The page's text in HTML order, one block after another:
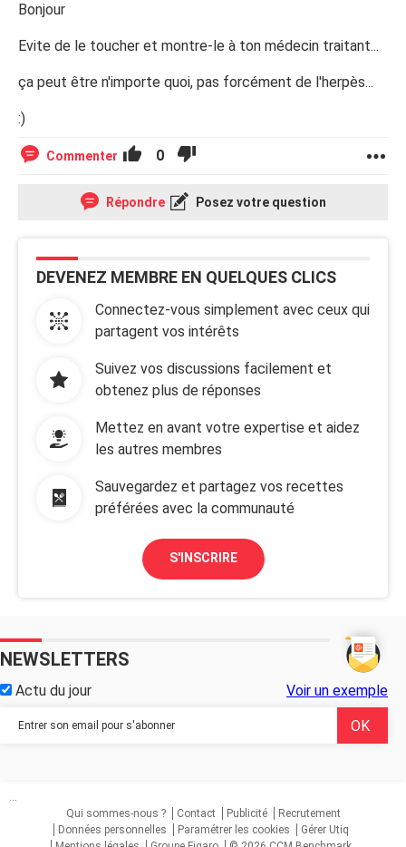
Bonjour
Evite de le toucher et montre-le à ton médecin traitant...
ça peut être n'importe quoi, pas forcément de l'herpès...
:)
Commenter 0
Répondre Posez votre question
DEVENEZ MEMBRE EN QUELQUES CLICS
Connectez-vous simplement avec ceux qui
partagent vos intérêts
Suivez vos discussions facilement et
obtenez plus de réponses
Mettez en avant votre expertise et aidez
les autres membres
Sauvegardez et partagez vos recettes
préférées avec la communauté
S'INSCRIRE
NEWSLETTERS
Actu du jour Voir un exemple
...
Qui sommes-nous ?
Contact Publicité
Recrutement
Données personnelles
Paramétrer les cookies
Gérer Utiq